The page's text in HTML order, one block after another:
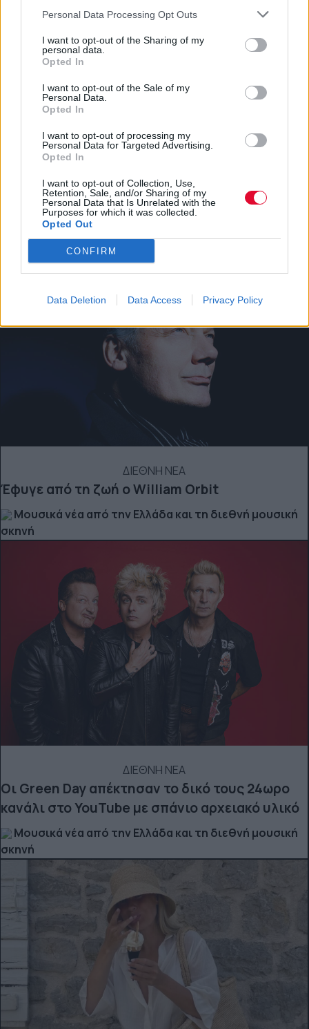
Personal Data Processing Opt Outs
I want to opt-out of the Sharing of my
personal data.
Opted In
I want to opt-out of the Sale of my
Personal Data.
Opted In
I want to opt-out of processing my
Personal Data for Targeted Advertising.
Opted In
I want to opt-out of Collection, Use,
Retention, Sale, and/or Sharing of my
Personal Data that Is Unrelated with the
Purposes for which it was collected.
Opted Out
CONFIRM
Data Deletion Data Access Privacy Policy
ΠΡΟΗΓΟΎΜΕΝΟ ΆΡΘΡΟ: Η BJÖRK ΑΠΟΚΑΛΎΠΤΕΙ
ΠΡΟΗΓ ΕΠΌΜΕΝΟ
ΕΠΌΜΕΝΟ
0 SHARE
facebook
whatsapp
email
Ακολούθησε το platform.gr στο Google News και μάθε
πρώτος όλα τα τελευταία trends
BEST OF NETWORK
ΔΙΕΘΝΗ ΝΕΑ
Έφυγε από τη ζωή ο William Orbit
Μουσικά νέα από την Ελλάδα και τη διεθνή μουσική
σκηνή
ΔΙΕΘΝΗ ΝΕΑ
Οι Green Day απέκτησαν το δικό τους 24ωρο
κανάλι στο YouTube με σπάνιο αρχειακό υλικό
Μουσικά νέα από την Ελλάδα και τη διεθνή μουσική
σκηνή